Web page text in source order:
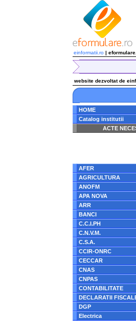
einformatii.ro |
website dezvoltat de
HOME
Catalog institutii
ACTE
/home/eformulare.ro/
AFER
AGRICULTURA
ANOFM
APA NOVA
ARR
BANCI
C.C.I.PH
C.N.V.M.
C.S.A.
CCIR-ONRC
CECCAR
CNAS
CNPAS
CONTABILITATE
DECLARATII
DGP
Electrica